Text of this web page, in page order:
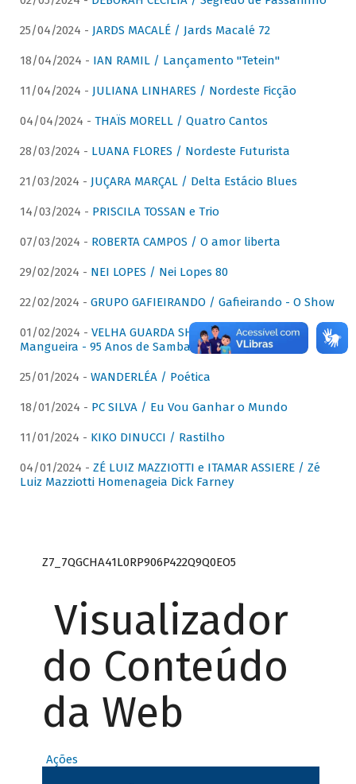
25/04/2024 - JARDS MACALÉ / Jards Macalé 72
18/04/2024 - IAN RAMIL / Lançamento "Tetein"
11/04/2024 - JULIANA LINHARES / Nordeste Ficção
04/04/2024 - THAÏS MORELL / Quatro Cantos
28/03/2024 - LUANA FLORES / Nordeste Futurista
21/03/2024 - JUÇARA MARÇAL / Delta Estácio Blues
14/03/2024 - PRISCILA TOSSAN e Trio
07/03/2024 - ROBERTA CAMPOS / O amor liberta
29/02/2024 - NEI LOPES / Nei Lopes 80
22/02/2024 - GRUPO GAFIEIRANDO / Gafieirando - O Show
01/02/2024 - VELHA GUARDA SHOW DA MANGUEIRA /
Mangueira - 95 Anos de Samba
25/01/2024 - WANDERLÉA / Poética
18/01/2024 - PC SILVA / Eu Vou Ganhar o Mundo
11/01/2024 - KIKO DINUCCI / Rastilho
04/01/2024 - ZÉ LUIZ MAZZIOTTI e ITAMAR ASSIERE / Zé
Luiz Mazziotti Homenageia Dick Farney
Z7_7QGCHA41L0RP906P422Q9Q0EO5
Visualizador
do Conteúdo
da Web
Ações